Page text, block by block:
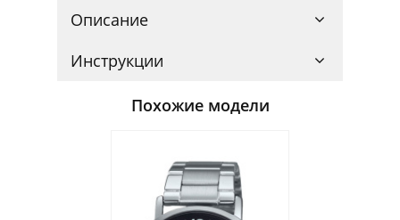
Описание
Инструкции
Похожие модели